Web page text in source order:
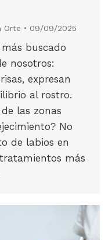
Orte 09/09/2025
buscado
nosotros:
expresan
al rostro.
las zonas
No
de labios en
más